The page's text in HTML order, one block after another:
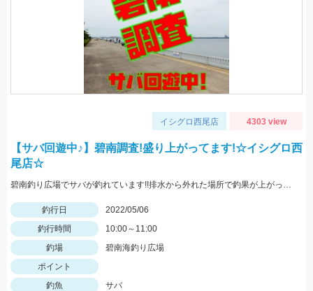
イシグロ西尾店 4303 view
【サバ回遊中♪】碧南調査!盛り上がってます!☆イシグロ西
尾店☆
碧南釣り広場でサバが釣れています!!排水から外れた場所で釣果が上がっていました!
釣行日
2022/05/06
釣行時間
10:00～11:00
釣場
碧南海釣り広場
ポイント
釣魚
サバ